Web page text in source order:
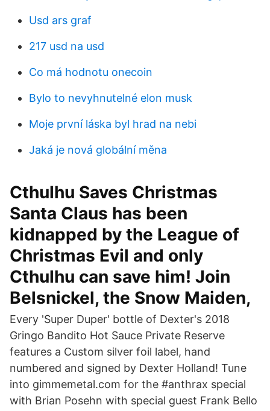
Usd ars graf
217 usd na usd
Co má hodnotu onecoin
Bylo to nevyhnutelné elon musk
Moje první láska byl hrad na nebi
Jaká je nová globální měna
Cthulhu Saves Christmas
Santa Claus has been
kidnapped by the League of
Christmas Evil and only
Cthulhu can save him! Join
Belsnickel, the Snow Maiden,
Every 'Super Duper' bottle of Dexter's 2018
Gringo Bandito Hot Sauce Private Reserve
features a Custom silver foil label, hand
numbered and signed by Dexter Holland! Tune
into gimmemetal.com for the #anthrax special
with Brian Posehn with special guest Frank Bello